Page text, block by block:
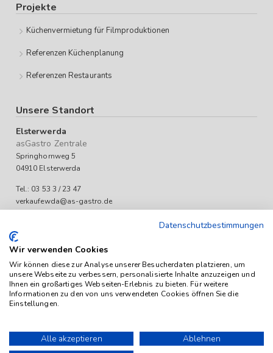
Projekte
Küchenvermietung für Filmproduktionen
Referenzen Küchenplanung
Referenzen Restaurants
Unsere Standort
Elsterwerda
asGastro Zentrale
Springhornweg 5
04910 Elsterwerda
Tel.: 03 53 3 / 23 47
verkaufewda@as-gastro.de
Mo-Fr 09:00 bis 17:00 Uhr
Das Angebot von as-Gastro richtet sich ausschließlich an
und verstehen sich netto zzgl. geltender gesetzl. USt.
Datenschutzbestimmungen
Wir verwenden Cookies
Wir können diese zur Analyse unserer Besucherdaten platzieren, um
unsere Webseite zu verbessern, personalisierte Inhalte anzuzeigen und
Ihnen ein großartiges Webseiten-Erlebnis zu bieten. Für weitere
Informationen zu den von uns verwendeten Cookies öffnen Sie die
Einstellungen.
Alle akzeptieren
Ablehnen